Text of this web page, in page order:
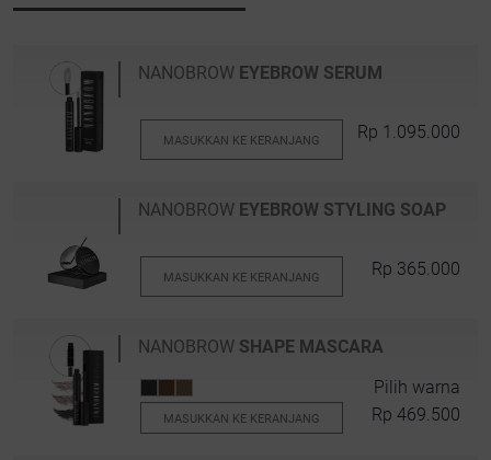
NANOBROW EYEBROW SERUM
MASUKKAN KE KERANJANG Rp 1.095.000
NANOBROW EYEBROW STYLING SOAP
MASUKKAN KE KERANJANG Rp 365.000
NANOBROW SHAPE MASCARA
Pilih warna
MASUKKAN KE KERANJANG Rp 469.500